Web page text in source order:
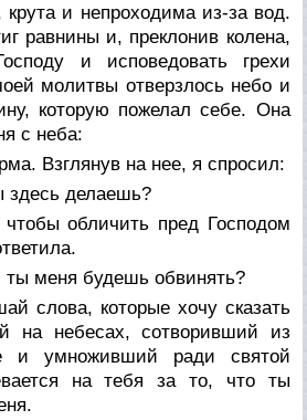
и непроходима из-за вод.
равнины и, преклонив колена,
и исповедовать грехи
молитвы отверзлось небо и
которую пожелал себе. Она
с неба:
Взглянув на нее, я спросил:
здесь делаешь?
обличить пред Господом
ты меня будешь обвинять?
слова, которые хочу сказать
на небесах, сотворивший из
и умноживший ради святой
на тебя за то, что ты